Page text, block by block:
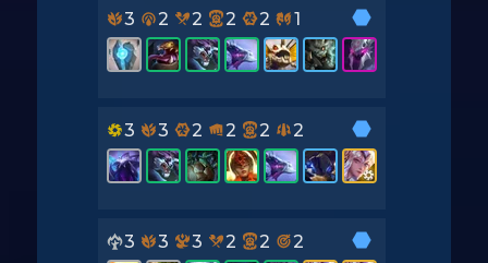
3 2 2 2 2 1
3 3 2 2 2 2
3 3 3 2 2 2